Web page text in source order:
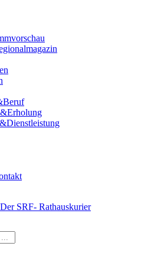
Der SRF- Rathauskurier